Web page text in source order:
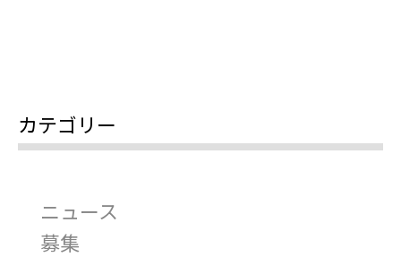
カテゴリー
ニュース
募集